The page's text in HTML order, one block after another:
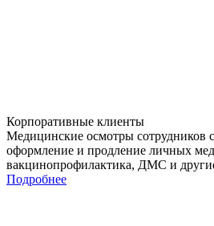
Корпоративные клиенты
Медицинские осмотры сотрудников
оформление и продление личных
вакцинопрофилактика, ДМС и
Подробнее